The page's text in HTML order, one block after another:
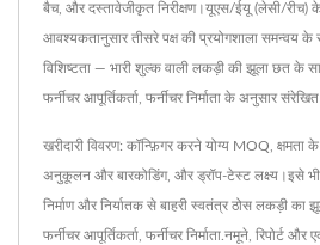
बैच, और दस्तावेजीकृत निरीक्षण।यूएस/ईयू (लेसी/रीच)
आवश्यकतानुसार तीसरे पक्ष की प्रयोगशाला समन्वय
विशिष्टता — भारी शुल्क वाली लकड़ी की झूला छत के
फर्नीचर आपूर्तिकर्ता, फर्नीचर निर्माता के अनुसार
खरीदारी विवरण: कॉन्फ़िगर करने योग्य MOQ, क्षमता
अनुकूलन और बारकोडिंग, और ड्रॉप-टेस्ट लक्ष्य।इसे भी
निर्माण और निर्यातक से बाहरी स्वतंत्र ठोस लकड़ी का
फर्नीचर आपूर्तिकर्ता, फर्नीचर निर्माता.नमूने, रिपोर्ट